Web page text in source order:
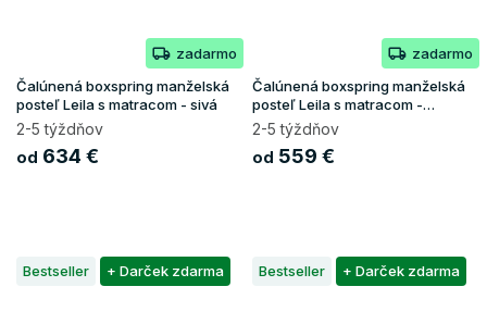
zadarmo
Čalúnená boxspring manželská
posteľ Leila s matracom - sivá
2-5 týždňov
od 634 €
zadarmo
Čalúnená boxspring manželská
posteľ Leila s matracom -
tmavomodrá
2-5 týždňov
od 559 €
Bestseller + Darček zdarma Bestseller + Darček zdarma